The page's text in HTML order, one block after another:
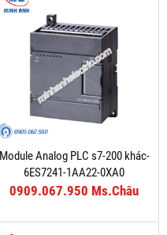
Module Analog PLC s7-200 khác-
6ES7241-1AA22-0XA0
0909.067.950 Ms.Châu